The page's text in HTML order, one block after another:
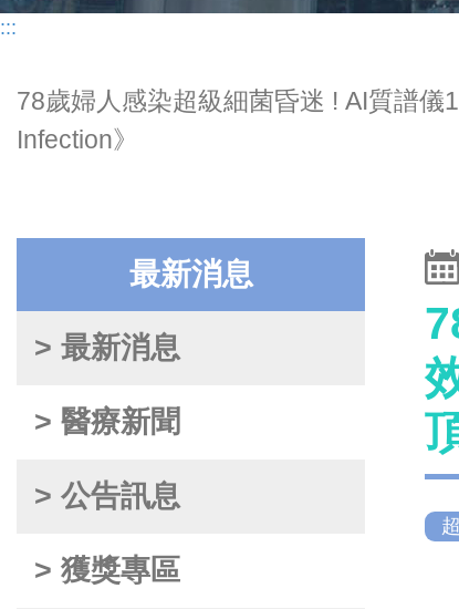
:::
78歲婦人感染超級細菌昏迷 ! AI質譜
Infection》
最新消息
> 最新消息
> 醫療新聞
> 公告訊息
> 獲獎專區